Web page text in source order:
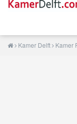
Kamer Delft Kamer